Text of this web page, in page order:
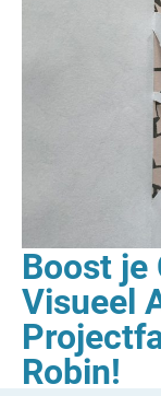
Boost je
Visueel
Robin!